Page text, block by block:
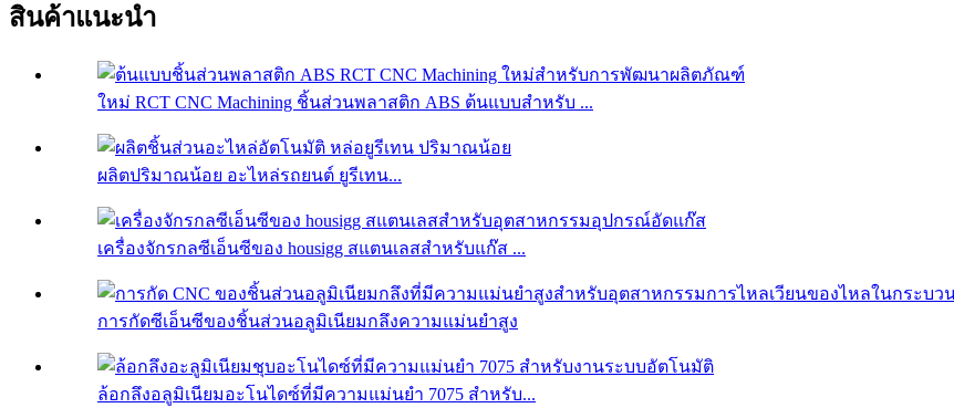
สินค้าแนะนำ
ใหม่ RCT CNC Machining ชิ้นส่วนพลาสติก ABS ต้นแบบสำหรับ ...
ผลิตปริมาณน้อย อะไหล่รถยนต์ ยูรีเทน...
เครื่องจักรกลซีเอ็นซีของ housigg สแตนเลสสำหรับแก๊ส ...
การกัดซีเอ็นซีของชิ้นส่วนอลูมิเนียมกลึงความแม่นยำสูง
ล้อกลึงอลูมิเนียมอะโนไดซ์ที่มีความแม่นยำ 7075 สำหรับ...